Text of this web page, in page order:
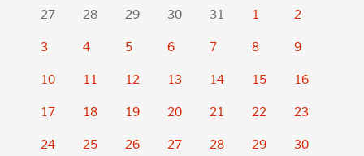
27
28 29 30 31 1
2
3
4 5 6 7 8
9
10
11 12 13 14 15
16
17
18 19 20 21 22
23
24
25 26 27 28 29
30